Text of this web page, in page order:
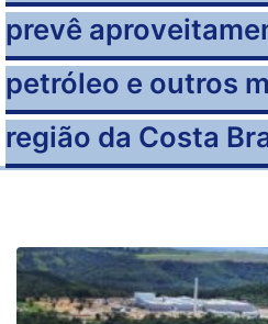
prevê
petróleo e outros
região da Costa